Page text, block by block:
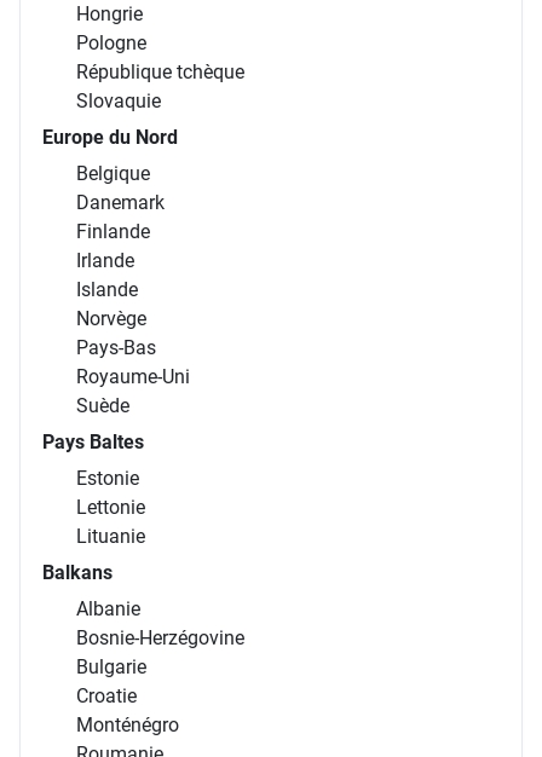
Hongrie
Pologne
République tchèque
Slovaquie
Europe du Nord
Belgique
Danemark
Finlande
Irlande
Islande
Norvège
Pays-Bas
Royaume-Uni
Suède
Pays Baltes
Estonie
Lettonie
Lituanie
Balkans
Albanie
Bosnie-Herzégovine
Bulgarie
Croatie
Monténégro